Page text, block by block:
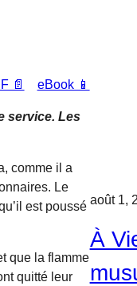
📄 eBook 📱
service. Les
comme il a
Le
est poussé
que la flamme
quitté leur
août 1,
À